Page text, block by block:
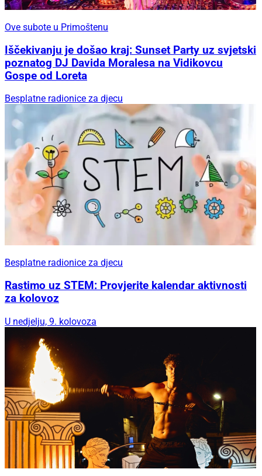
Ove subote u Primoštenu
Iščekivanju je došao kraj: Sunset Party uz svjetski
poznatog DJ Davida Moralesa na Vidikovcu
Gospe od Loreta
Besplatne radionice za djecu
Besplatne radionice za djecu
Rastimo uz STEM: Provjerite kalendar aktivnosti
za kolovoz
U nedjelju, 9. kolovoza